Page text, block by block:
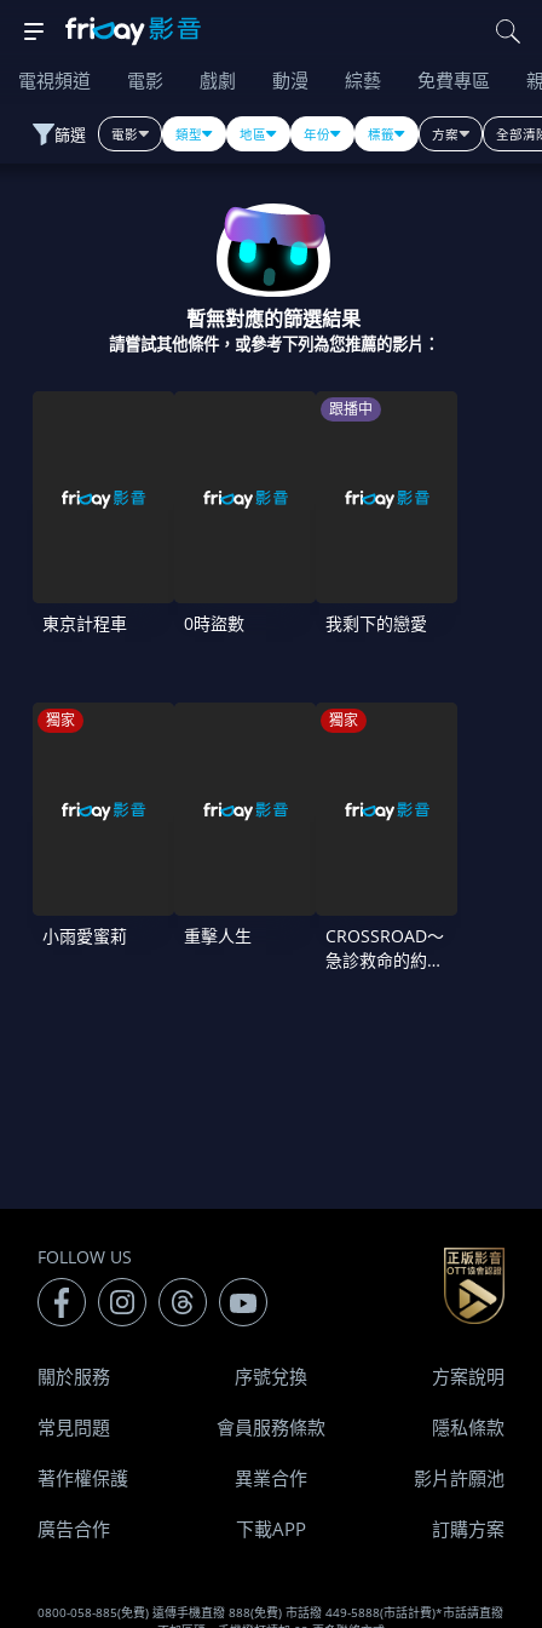
電視頻道 電影 戲劇 動漫 綜藝 免費專區
篩選 電影 類型 地區 年份 標籤 方案 全部清
暫無對應的篩選結果
請嘗試其他條件，或參考下列為您推薦的影片：
東京計程車 0時盜數
跟播中
我剩下的戀愛
獨家
小雨愛蜜莉 重擊人生
獨家
CROSSROAD～
急診救命的約定
FOLLOW US
0800-058-885(免費) 遠傳手機直撥 888(免費) 市話撥 449-5888(市話計費)*市話請直撥
關於服務 序號兌換 方案說明
常見問題 會員服務條款 隱私條款
著作權保護 異業合作 影片許願池
廣告合作 下載APP 訂購方案